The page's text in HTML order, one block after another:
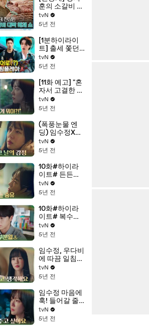
훈의 소갈비 대
짝 해체 쇼! 화
려한 칼질이 바
♨
tvN
5년 전
[1분하이라이
트] 출세 쫓던
이동욱, 미친
놈 위하준과 제
tvN
5년 전
[11화 예고] "혼
자서 고결한 척
하더니..." 진경,
도발하는 임수
발
tvN
5년 전
(폭풍눈물 엔
딩) 임수정X이
도현, 드디어
깨우친 감정?!
tvN
5년 전
10화#하이라
이트# 든든한
이도현에 ?헕
어택? 당하는
음.zip
tvN
5년 전
10화#하이라
이트# 복수를
향한 수학천재
이도현의 전략
tvN
5년 전
임수정, 우다비
에 따끔 일침
"미안하다고 해
야하는거야"
tvN
5년 전
임수정 마음에
훅! 들어갈 줄
아는 멘트 천재
이도현(쨔란
tvN
5년 전